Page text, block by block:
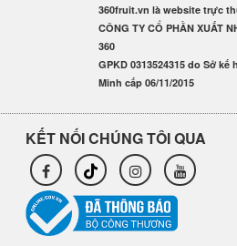
360fruit.vn là website trực
CÔNG TY CỔ PHẦN XUẤT
360
GPKD 0313524315 do Sở
Minh cấp 06/11/2015
KẾT NỐI CHÚNG TÔI QUA